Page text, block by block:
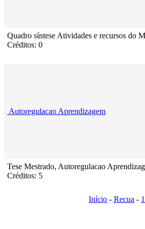
Quadro síntese Atividades e recursos do
Créditos: 0
Autoregulacao Aprendizagem
Tese Mestrado, Autoregulacao
Créditos: 5
Início - Recua - 1